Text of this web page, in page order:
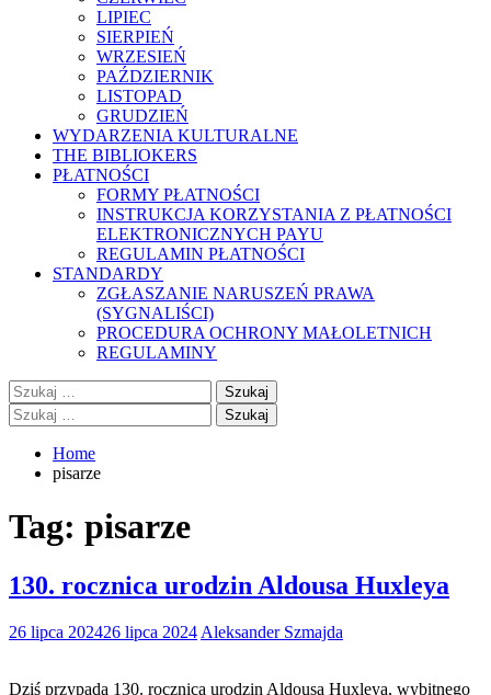
LIPIEC
SIERPIEŃ
WRZESIEŃ
PAŹDZIERNIK
LISTOPAD
GRUDZIEŃ
WYDARZENIA KULTURALNE
THE BIBLIOKERS
PŁATNOŚCI
FORMY PŁATNOŚCI
INSTRUKCJA KORZYSTANIA Z PŁATNOŚCI
ELEKTRONICZNYCH PAYU
REGULAMIN PŁATNOŚCI
STANDARDY
ZGŁASZANIE NARUSZEŃ PRAWA
(SYGNALIŚCI)
PROCEDURA OCHRONY MAŁOLETNICH
REGULAMINY
Szukaj:
Szukaj:
Home
pisarze
Tag: pisarze
130. rocznica urodzin Aldousa Huxleya
26 lipca 202426 lipca 2024 Aleksander Szmajda
Dziś przypada 130. rocznica urodzin Aldousa Huxleya, wybitnego